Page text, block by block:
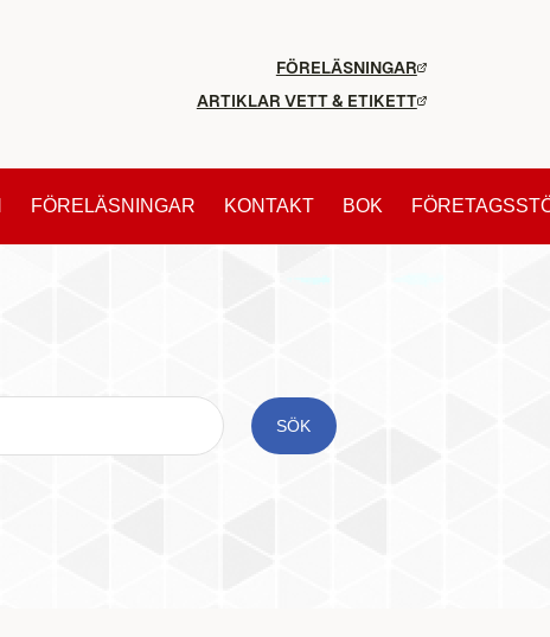
FÖRELÄSNINGAR
ARTIKLAR VETT & ETIKETT
FÖRELÄSNINGAR KONTAKT BOK